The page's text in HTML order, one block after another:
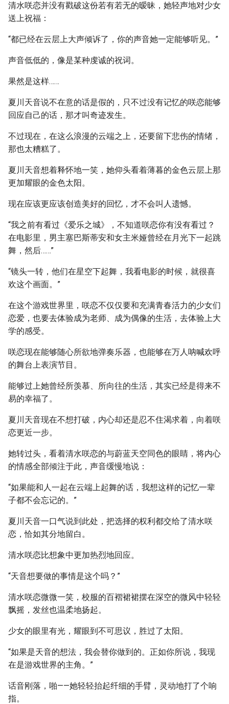
清水咲恋并没有戳破这份若有若无的暧昧，她轻声地对少女
送上祝福：
“都已经在云层上大声倾诉了，你的声音她一定能够听见。”
声音低低的，像是某种虔诚的祝词。
果然是这样……
夏川天音说不在意的话是假的，只不过没有记忆的咲恋能够
回应自己的话，那才叫奇迹发生。
不过现在，在这么浪漫的云端之上，还要留下悲伤的情绪，
那也太糟糕了。
夏川天音想着释怀地一笑，她仰头看着薄暮的金色云层上那
更加耀眼的金色太阳。
现在应该更应该创造美好的回忆，才不会叫人遗憾。
“我之前有看过《爱乐之城》，不知道咲恋你有没有看过？
在电影里，男主塞巴斯蒂安和女主米娅曾经在月光下一起跳
舞，然后……”
“镜头一转，他们在星空下起舞，我看电影的时候，就很喜
欢这个画面。”
在这个游戏世界里，咲恋不仅仅要和充满青春活力的少女们
恋爱，也要去体验成为老师、成为偶像的生活，去体验上大
学的感受。
咲恋现在能够随心所欲地弹奏乐器，也能够在万人呐喊欢呼
的舞台上表演节目。
能够过上她曾经所羡慕、所向往的生活，其实已经是得来不
易的幸福了。
夏川天音现在不想打破，内心却还是忍不住渴求着，向着咲
恋更近一步。
她转过头，看着清水咲恋的与蔚蓝天空同色的眼睛，将内心
的情感全部倾注于此，声音缓慢地说：
“如果能和人一起在云端上起舞的话，我想这样的记忆一辈
子都不会忘记的。”
夏川天音一口气说到此处，把选择的权利都交给了清水咲
恋，恰如其分地留白。
清水咲恋比想象中更加热烈地回应。
“天音想要做的事情是这个吗？”
清水咲恋微微一笑，校服的百褶裙裙摆在深空的微风中轻轻
飘摇，发丝也温柔地扬起。
少女的眼里有光，耀眼到不可思议，胜过了太阳。
“如果是天音的想法，我会替你做到的。正如你所说，我现
在是游戏世界的主角。”
话音刚落，啪——她轻轻抬起纤细的手臂，灵动地打了个响
指。